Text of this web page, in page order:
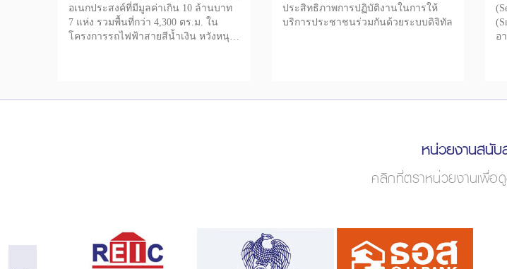
อเนกประสงค์ที่มีมูลค่าเกิน 10 ล้านบาท
7 แห่ง รวมพื้นที่กว่า 4,300 ตร.ม. ใน
โครงการรถไฟฟ้าสายสีน้ำเงิน หวังหนุน
ประสิทธิภาพการปฏิบัติงานในการให้
บริการประชาชนร่วมกันด้วยระบบดิจิทัล
อ
หน่วยงานสนั
คลิกที่ตราหน่วยงานเพื่อ